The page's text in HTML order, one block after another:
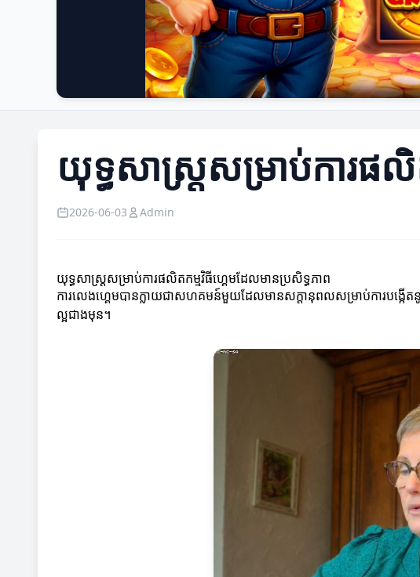
យុទ្ធសាស្ត្រសម្រាប់ការផ
2026-06-03 Admin
យុទ្ធសាស្ត្រសម្រាប់ការផលិតកម្មវិធីហ្គេមដែលមានប្រសិទ្ធភាព
ការលេងហ្គេមបានក្លាយជាសហគមន៍មួយដែលមានសក្តានុពលសម្រាប់ការបង្កើតនូវ
ល្អជាងមុន។